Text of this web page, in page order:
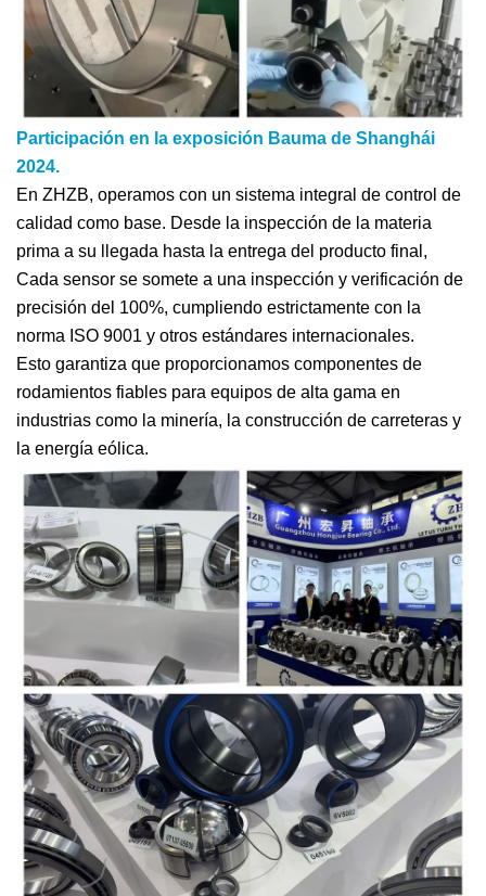
Participación en la exposición Bauma de Shanghái
2024.
En ZHZB, operamos con un sistema integral de control de
calidad como base. Desde la inspección de la materia
prima a su llegada hasta la entrega del producto final,
Cada sensor se somete a una inspección y verificación de
precisión del 100%, cumpliendo estrictamente con la
norma ISO 9001 y otros estándares internacionales.
Esto garantiza que proporcionamos componentes de
rodamientos fiables para equipos de alta gama en
industrias como la minería, la construcción de carreteras y
la energía eólica.